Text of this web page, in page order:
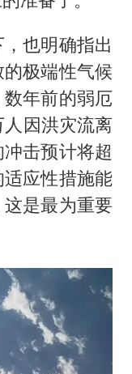
也明确指出
极端性气候
年前的弱厄
因洪灾流离
击预计将超
应性措施能
是最为重要